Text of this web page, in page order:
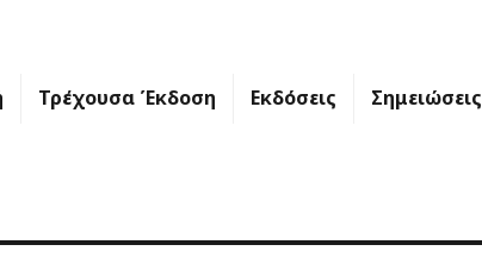
Τρέχουσα Έκδοση Εκδόσεις Σημειώσεις